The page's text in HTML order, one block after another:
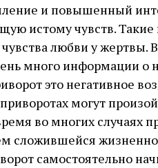
и повышенный
истому чувств.
любви у жертвы.
много информации о
это негативное
могут
во многих случаях
сложившейся
самостоятельно